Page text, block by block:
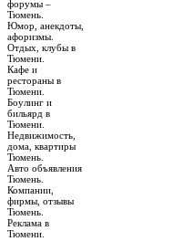
форумы –
Тюмень.
Юмор, анекдоты,
афоризмы.
Отдых, клубы в
Тюмени.
Кафе и
рестораны в
Тюмени.
Боулинг и
бильярд в
Тюмени.
Недвижимость,
дома, квартиры
Тюмень.
Авто объявления
Тюмень.
Компании,
фирмы, отзывы
Тюмень.
Реклама в
Тюмени.